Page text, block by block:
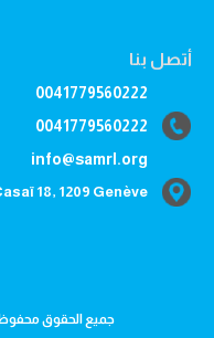
أتصل بنا
0041779560222
0041779560222
info@samrl.org
18, 1209 Genève
جميع الحقوق محفوظة لمنظمة